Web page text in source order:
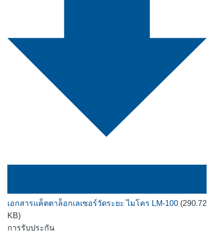
เอกสารแค็ตตาล็อกเลเซอร์วัดระยะ ไมโคร LM-100 (290.72
KB)
การรับประกัน